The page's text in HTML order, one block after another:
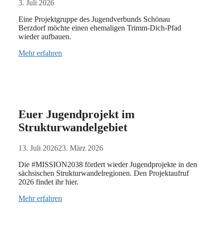
3. Juli 2026
Eine Projektgruppe des Jugendverbunds Schönau
Berzdorf möchte einen ehemaligen Trimm-Dich-Pfad
wieder aufbauen.
Mehr erfahren
Euer Jugendprojekt im
Strukturwandelgebiet
13. Juli 202623. März 2026
Die #MISSION2038 fördert wieder Jugendprojekte in den
sächsischen Strukturwandelregionen. Den Projektaufruf
2026 findet ihr hier.
Mehr erfahren